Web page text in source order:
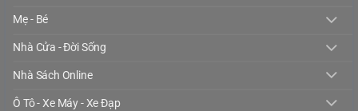
Mẹ - Bé
Nhà Cửa - Đời Sống
Nhà Sách Online
Ô Tô - Xe Máy - Xe Đạp